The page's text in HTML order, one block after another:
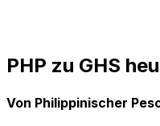
PHP zu GHS
Von Philippinischer